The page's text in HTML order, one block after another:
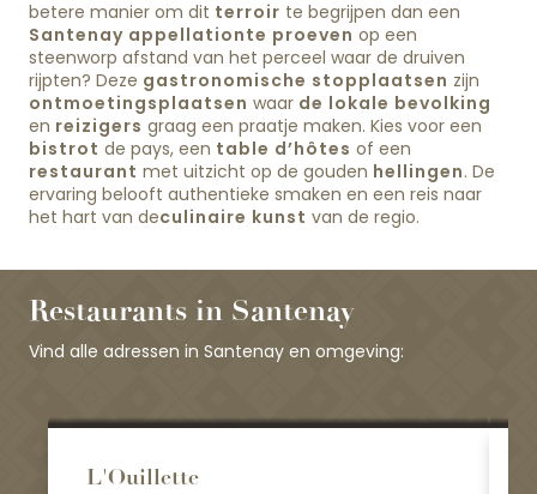
betere manier om dit terroir te begrijpen dan een
Santenay appellationte proeven op een
steenworp afstand van het perceel waar de druiven
rijpten? Deze gastronomische stopplaatsen zijn
ontmoetingsplaatsen waar de lokale bevolking
en reizigers graag een praatje maken. Kies voor een
bistrot de pays, een table d’hôtes of een
restaurant met uitzicht op de gouden hellingen. De
ervaring belooft authentieke smaken en een reis naar
het hart van deculinaire kunst van de regio.
Restaurants in Santenay
Vind alle adressen in Santenay en omgeving:
L'Ouillette